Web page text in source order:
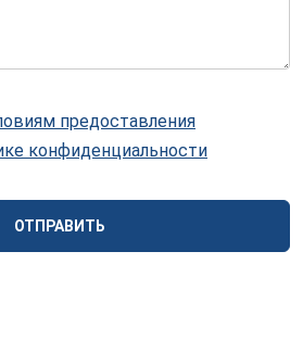
предоставления
конфиденциальности
ОТПРАВИТЬ